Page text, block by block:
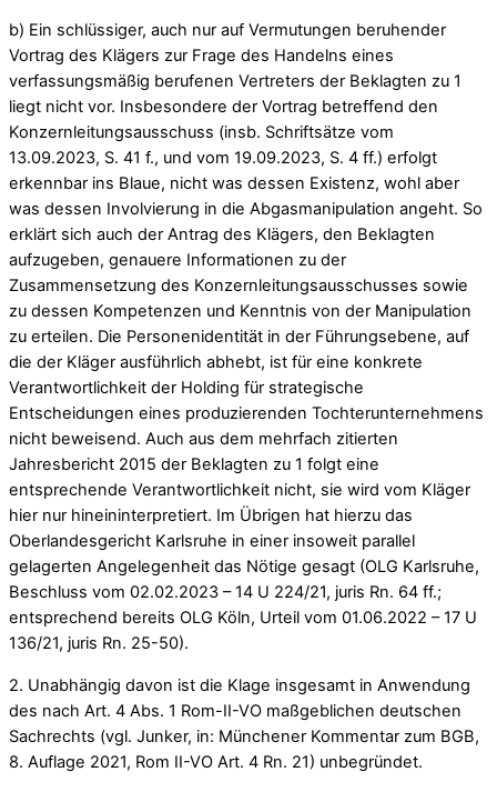
b) Ein schlüssiger, auch nur auf Vermutungen beruhender
Vortrag des Klägers zur Frage des Handelns eines
verfassungsmäßig berufenen Vertreters der Beklagten zu 1
liegt nicht vor. Insbesondere der Vortrag betreffend den
Konzernleitungsausschuss (insb. Schriftsätze vom
13.09.2023, S. 41 f., und vom 19.09.2023, S. 4 ff.) erfolgt
erkennbar ins Blaue, nicht was dessen Existenz, wohl aber
was dessen Involvierung in die Abgasmanipulation angeht. So
erklärt sich auch der Antrag des Klägers, den Beklagten
aufzugeben, genauere Informationen zu der
Zusammensetzung des Konzernleitungsausschusses sowie
zu dessen Kompetenzen und Kenntnis von der Manipulation
zu erteilen. Die Personenidentität in der Führungsebene, auf
die der Kläger ausführlich abhebt, ist für eine konkrete
Verantwortlichkeit der Holding für strategische
Entscheidungen eines produzierenden Tochterunternehmens
nicht beweisend. Auch aus dem mehrfach zitierten
Jahresbericht 2015 der Beklagten zu 1 folgt eine
entsprechende Verantwortlichkeit nicht, sie wird vom Kläger
hier nur hineininterpretiert. Im Übrigen hat hierzu das
Oberlandesgericht Karlsruhe in einer insoweit parallel
gelagerten Angelegenheit das Nötige gesagt (OLG Karlsruhe,
Beschluss vom 02.02.2023 – 14 U 224/21, juris Rn. 64 ff.;
entsprechend bereits OLG Köln, Urteil vom 01.06.2022 – 17 U
136/21, juris Rn. 25-50).
2. Unabhängig davon ist die Klage insgesamt in Anwendung
des nach Art. 4 Abs. 1 Rom-II-VO maßgeblichen deutschen
Sachrechts (vgl. Junker, in: Münchener Kommentar zum BGB,
8. Auflage 2021, Rom II-VO Art. 4 Rn. 21) unbegründet.